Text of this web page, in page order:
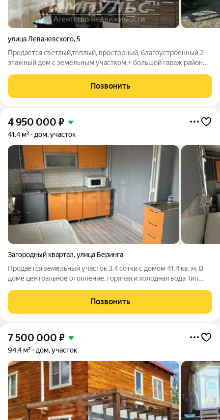
улица Леваневского,5
Продается светлый,теплый, просторный, благоустроенный 2-
этажный дом с земельным участком,+ большой гараж район
постройки, общей площадью 120,9 кв. м., 3 спальных комнаты.
Участок 5,14 соток, ИЖС,
Позвонить
4 950 000 ₽
41,4 м² дом, участок
Загородный квартал,улица Беринга
Продается земельный участок 3,4 сотки с домом 41,4 кв. м. В
доме центральное отопление, горячая и холодная вода Тип
Тип участка: под индивидуальное жилищное строительство
Участок ИЖС 3,4
Позвонить
7 500 000 ₽
94,4 м² дом, участок